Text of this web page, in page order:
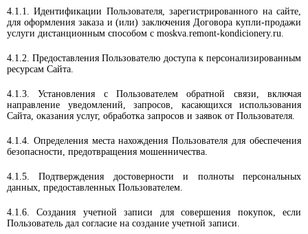
4.1.1. Идентификации Пользователя, зарегистрированного на сайте,
для оформления заказа и (или) заключения Договора купли-продажи
услуги дистанционным способом с moskva.remont-kondicionery.ru.
4.1.2. Предоставления Пользователю доступа к персонализированным
ресурсам Сайта.
4.1.3. Установления с Пользователем обратной связи, включая
направление уведомлений, запросов, касающихся использования
Сайта, оказания услуг, обработка запросов и заявок от Пользователя.
4.1.4. Определения места нахождения Пользователя для обеспечения
безопасности, предотвращения мошенничества.
4.1.5. Подтверждения достоверности и полноты персональных
данных, предоставленных Пользователем.
4.1.6. Создания учетной записи для совершения покупок, если
Пользователь дал согласие на создание учетной записи.